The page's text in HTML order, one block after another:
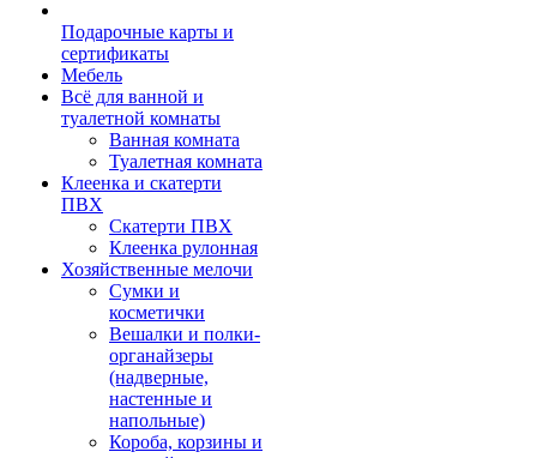
Подарочные карты и
сертификаты
Мебель
Всё для ванной и
туалетной комнаты
Ванная комната
Туалетная комната
Клеенка и скатерти
ПВХ
Скатерти ПВХ
Клеенка рулонная
Хозяйственные мелочи
Сумки и
косметички
Вешалки и полки-
органайзеры
(надверные,
настенные и
напольные)
Короба, корзины и